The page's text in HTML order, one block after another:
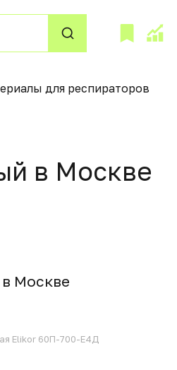
для респираторов
в Москвe
Москвe
Elikor 60П-700-Е4Д